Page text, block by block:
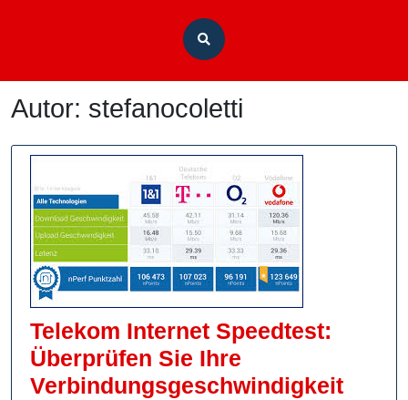
Autor: stefanocoletti
Telekom Internet Speedtest:
Überprüfen Sie Ihre
Verbindungsgeschwindigkeit